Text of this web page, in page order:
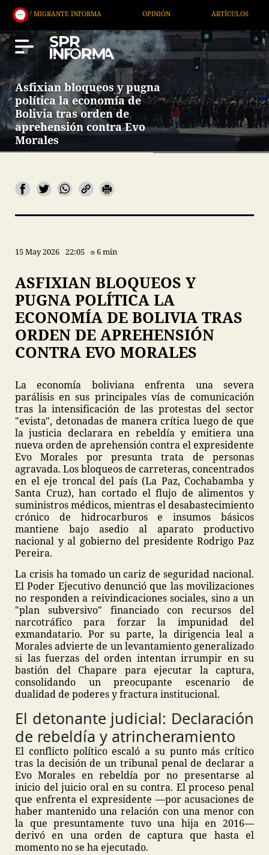
INFORMA OPINIÓN ARTÍCULOS ARTE
Asfixian bloqueos y pugna
política la economía de
Bolivia tras orden de
aprehensión contra Evo
Morales
15 May 2026 22:05 6 min
ASFIXIAN BLOQUEOS Y
PUGNA POLÍTICA LA
ECONOMÍA DE BOLIVIA TRAS
ORDEN DE APREHENSIÓN
CONTRA EVO MORALES
La economía boliviana enfrenta una severa
parálisis en sus principales vías de comunicación
tras la intensificación de las protestas del sector
"evista", detonadas de manera crítica luego de que
la justicia declarara en rebeldía y emitiera una
nueva orden de aprehensión contra el expresidente
Evo Morales por presunta trata de personas
agravada. Los bloqueos de carreteras, concentrados
en el eje troncal del país (La Paz, Cochabamba y
Santa Cruz), han cortado el flujo de alimentos y
suministros médicos, mientras el desabastecimiento
crónico de hidrocarburos e insumos básicos
mantiene bajo asedio al aparato productivo
nacional y al gobierno del presidente Rodrigo Paz
Pereira.
La crisis ha tomado un cariz de seguridad nacional.
El Poder Ejecutivo denunció que las movilizaciones
no responden a reivindicaciones sociales, sino a un
"plan subversivo" financiado con recursos del
narcotráfico para forzar la impunidad del
exmandatario. Por su parte, la dirigencia leal a
Morales advierte de un levantamiento generalizado
si las fuerzas del orden intentan irrumpir en su
bastión del Chapare para ejecutar la captura,
consolidando un preocupante escenario de
dualidad de poderes y fractura institucional.
El detonante judicial: Declaración
de rebeldía y atrincheramiento
El conflicto político escaló a su punto más crítico
tras la decisión de un tribunal penal de declarar a
Evo Morales en rebeldía por no presentarse al
inicio del juicio oral en su contra. El proceso penal
que enfrenta el expresidente —por acusaciones de
haber mantenido una relación con una menor con
la que presuntamente tuvo una hija en 2016—
derivó en una orden de captura que hasta el
momento no se ha ejecutado.